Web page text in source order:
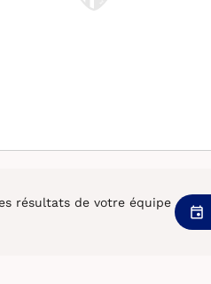
résultats de votre équipe